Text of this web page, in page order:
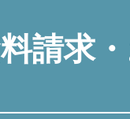
請求